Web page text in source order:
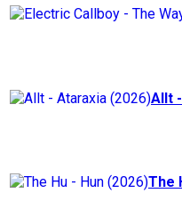
Allt
The